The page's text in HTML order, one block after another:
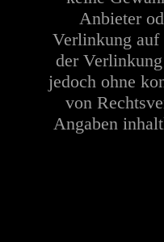
Anbieter
Verlinkung auf
der
jedoch ohne
von
Angaben